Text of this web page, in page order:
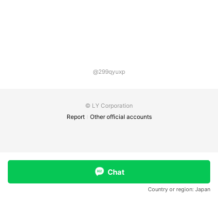
@299qyuxp
© LY Corporation
Report
Other official accounts
Chat
Country or region: Japan